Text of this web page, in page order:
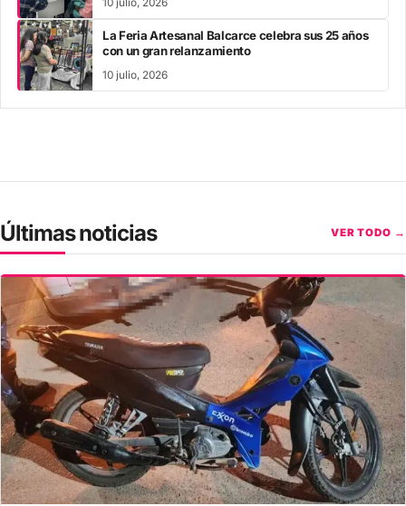
10 julio, 2026
La Feria Artesanal Balcarce celebra sus 25 años
con un gran relanzamiento
10 julio, 2026
Últimas noticias VER TODO →